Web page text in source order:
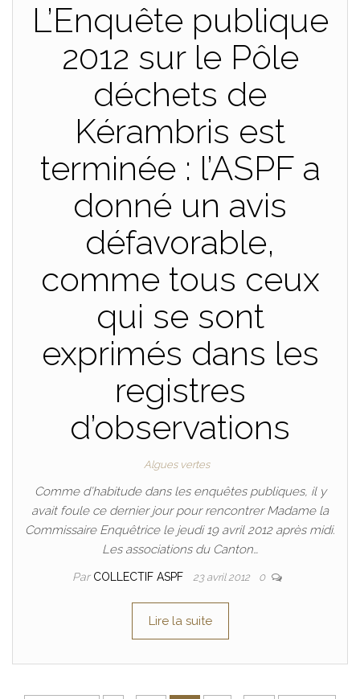
L’Enquête publique
2012 sur le Pôle
déchets de
Kérambris est
terminée : l’ASPF a
donné un avis
défavorable,
comme tous ceux
qui se sont
exprimés dans les
registres
d’observations
Algues vertes
Comme d’habitude dans les enquêtes publiques, il y
avait foule ce dernier jour pour rencontrer Madame la
Commissaire Enquêtrice le jeudi 19 avril 2012 après midi.
Les associations du Canton…
Par COLLECTIF ASPF 23 avril 2012 0
Lire la suite